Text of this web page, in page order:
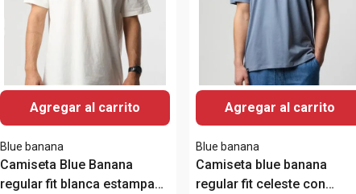
Agregar al carrito
Blue banana
Camiseta Blue Banana
regular fit blanca estampada
Agregar al carrito
Blue banana
Camiseta blue banana
regular fit celeste con